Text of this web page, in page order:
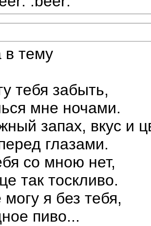
в тему
тебя забыть,
мне ночами.
запах, вкус и
глазами.
со мною нет,
так тоскливо.
я без тебя,
пиво...